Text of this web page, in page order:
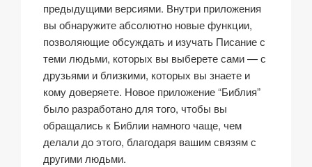
предыдущими версиями. Внутри приложения
вы обнаружите абсолютно новые функции,
позволяющие обсуждать и изучать Писание с
теми людьми, которых вы выберете сами — с
друзьями и близкими, которых вы знаете и
кому доверяете. Новое приложение “Библия”
было разработано для того, чтобы вы
обращались к Библии намного чаще, чем
делали до этого, благодаря вашим связям с
другими людьми.